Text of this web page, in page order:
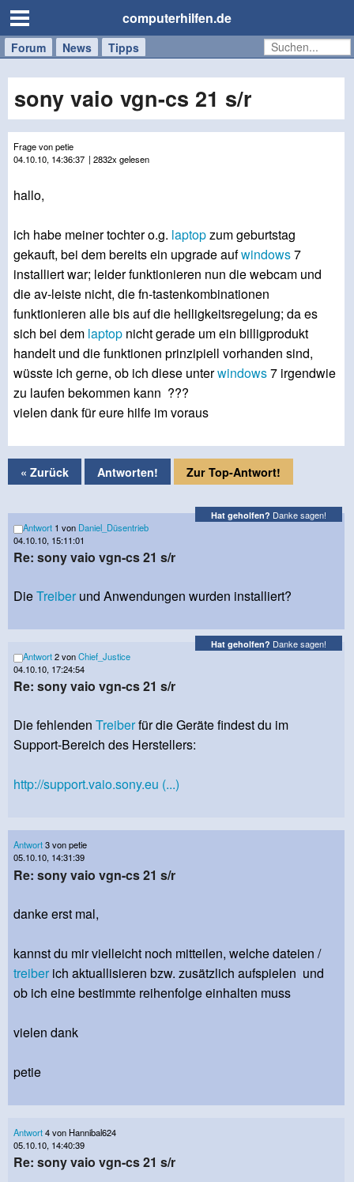
computerhilfen.de
Forum News Tipps
Handy
Tablet
Windows
Mac
sony vaio vgn-cs 21 s/r
Frage von petie
04.10.10, 14:36:37 | 2832x gelesen
hallo,
ich habe meiner tochter o.g. laptopzum geburtstag
gekauft, bei dem bereits ein upgrade aufwindows7
installiert war; leider funktionieren nun die webcam und
die av-leiste nicht, die fn-tastenkombinationen
funktionieren alle bis auf die helligkeitsregelung; da es
sich bei dem laptop nicht gerade um ein billigprodukt
handelt und die funktionen prinzipiell vorhanden sind,
wüsste ich gerne, ob ich diese unterwindows7 irgendwie
zu laufen bekommen kann ???
vielen dank für eure hilfe im voraus
« Zurück Antworten! Zur Top-Antwort!
Hat geholfen? Danke sagen!
Antwort 1 von Daniel_Düsentrieb
04.10.10, 15:11:01
Re: sony vaio vgn-cs 21 s/r
DieTreiber und Anwendungen wurden installiert?
Hat geholfen? Danke sagen!
Antwort2 vonChief_Justice
04.10.10, 17:24:54
Re: sony vaio vgn-cs 21 s/r
Die fehlenden Treiberfür die Geräte findest du im
Support-Bereich des Herstellers:
http://support.vaio.sony.eu (...)
Antwort3 von petie
05.10.10, 14:31:39
Re: sony vaio vgn-cs 21 s/r
danke erst mal,
kannst du mir vielleicht noch mitteilen, welche dateien /
treiber ich aktuallisieren bzw. zusätzlich aufspielen und
ob ich eine bestimmte reihenfolge einhalten muss
vielen dank
petie
Antwort4 von Hannibal624
05.10.10, 14:40:39
Re: sony vaio vgn-cs 21 s/r